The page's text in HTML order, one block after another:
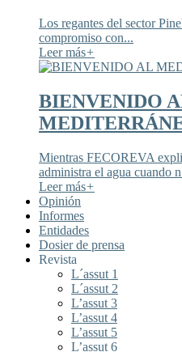
Los regantes del sector
compromiso con...
Leer más+
BIENVENIDO
Mientras FECOREVA
administra el agua cuando
Leer más+
Opinión
Informes
Entidades
Dosier de prensa
Revista
L´assut 1
L´assut 2
L’assut 3
L’assut 4
L’assut 5
L’assut 6